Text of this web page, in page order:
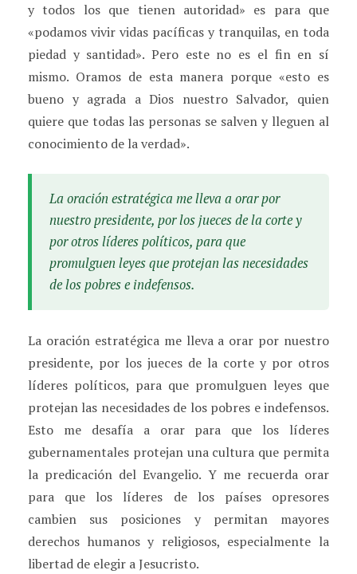
y todos los que tienen autoridad» es para que
«podamos vivir vidas pacíficas y tranquilas, en toda
piedad y santidad». Pero este no es el fin en sí
mismo. Oramos de esta manera porque «esto es
bueno y agrada a Dios nuestro Salvador, quien
quiere que todas las personas se salven y lleguen al
conocimiento de la verdad».
La oración estratégica me lleva a orar por
nuestro presidente, por los jueces de la corte y
por otros líderes políticos, para que
promulguen leyes que protejan las necesidades
de los pobres e indefensos.
La oración estratégica me lleva a orar por nuestro
presidente, por los jueces de la corte y por otros
líderes políticos, para que promulguen leyes que
protejan las necesidades de los pobres e indefensos.
Esto me desafía a orar para que los líderes
gubernamentales protejan una cultura que permita
la predicación del Evangelio. Y me recuerda orar
para que los líderes de los países opresores
cambien sus posiciones y permitan mayores
derechos humanos y religiosos, especialmente la
libertad de elegir a Jesucristo.